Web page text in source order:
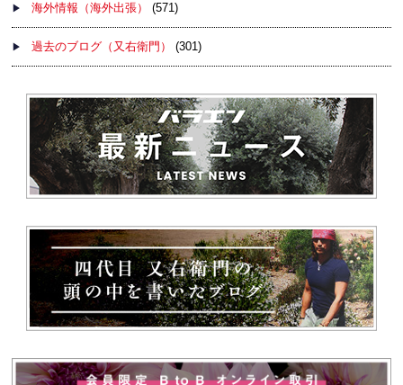
海外情報（海外出張） (571)
過去のブログ（又右衛門） (301)